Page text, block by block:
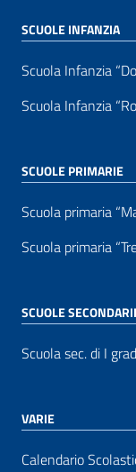
SCUOLE INFANZIA
Scuola Infanzia
Scuola Infanzia
SCUOLE PRIMARIE
Scuola primaria
Scuola primaria
SCUOLE
Scuola sec. di I
VARIE
Calendario